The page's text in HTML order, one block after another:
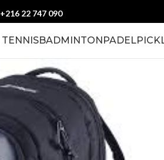
+216 22 747 090
TENNISBADMINTONPADEL